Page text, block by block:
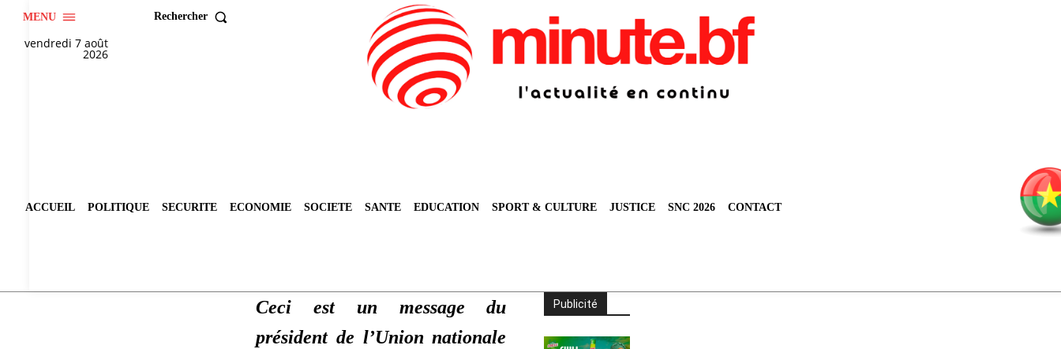
MENU Rechercher
vendredi 7 août
2026
ACCUEIL POLITIQUE SECURITE ECONOMIE SOCIETE SANTE EDUCATION SPORT & CULTURE JUSTICE SNC 2026 CONTACT
Ceci est un message du
président de l’Union nationale
Publicité